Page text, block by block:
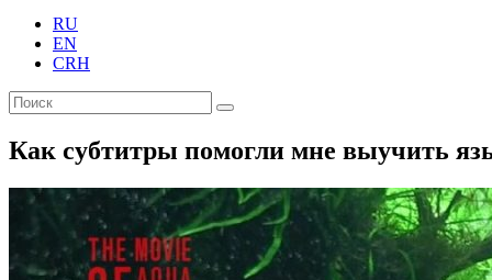
RU
EN
CRH
Как субтитры помогли мне выучить